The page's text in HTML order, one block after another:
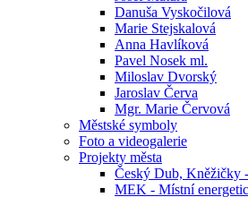
Danuša Vyskočilová
Marie Stejskalová
Anna Havlíková
Pavel Nosek ml.
Miloslav Dvorský
Jaroslav Červa
Mgr. Marie Červová
Městské symboly
Foto a videogalerie
Projekty města
Český Dub, Kněžičky
MEK - Místní